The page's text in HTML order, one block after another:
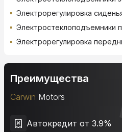
Электрорегулировка
Электростеклоподъемники
Электрорегулировка
Преимущества
Carwin Motors
Автокредит от 3.9%